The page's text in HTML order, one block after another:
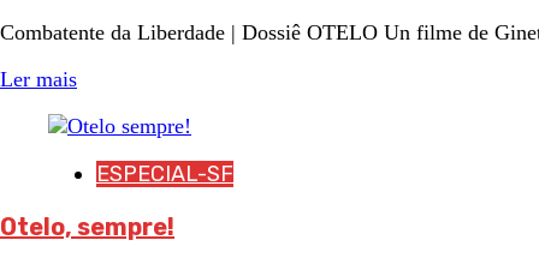
Combatente da Liberdade | Dossiê OTELO Un filme de
Ler mais
ESPECIAL-SF
Otelo, sempre!